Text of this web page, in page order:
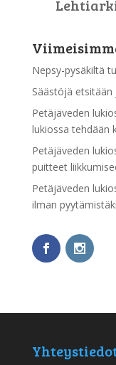
Nepsy-pysäkiltä
Säästöjä
Petäjäveden
lukiossa tehdään
Petäjäveden
puitteet
Petäjäveden
ilman